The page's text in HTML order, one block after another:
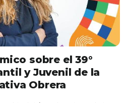
sobre el 39°
y Juvenil de la
Obrera